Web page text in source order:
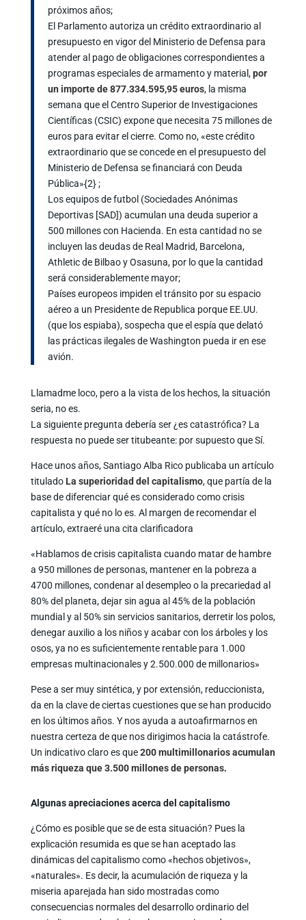
próximos años;
El Parlamento autoriza un crédito extraordinario al
presupuesto en vigor del Ministerio de Defensa para
atender al pago de obligaciones correspondientes a
programas especiales de armamento y material,por
un importe de 877.334.595,95 euros, la misma
semana que el Centro Superior de Investigaciones
Científicas (CSIC) expone que necesita 75 millones de
euros para evitar el cierre. Como no, «este crédito
extraordinario que se concede en el presupuesto del
Ministerio de Defensa se financiará con Deuda
Pública»{2} ;
Los equipos de futbol (Sociedades Anónimas
Deportivas [SAD]) acumulan una deuda superior a
500 millones con Hacienda. En esta cantidad no se
incluyen las deudas de Real Madrid, Barcelona,
Athletic de Bilbao y Osasuna, por lo que la cantidad
será considerablemente mayor;
Países europeos impiden el tránsito por su espacio
aéreo a un Presidente de Republica porque EE.UU.
(que los espiaba), sospecha que el espía que delató
las prácticas ilegales de Washington pueda ir en ese
avión.
Llamadme loco, pero a la vista de los hechos, la situación
seria, no es.
La siguiente pregunta debería ser ¿es catastrófica? La
respuesta no puede ser titubeante: por supuesto que Sí.
Hace unos años, Santiago Alba Rico publicaba un artículo
titulado La superioridad del capitalismo, que partía de la
base de diferenciar qué es considerado como crisis
capitalista y qué no lo es. Al margen de recomendar el
artículo, extraeré una cita clarificadora
«Hablamos de crisis capitalista cuando matar de hambre
a 950 millones de personas, mantener en la pobreza a
4700 millones, condenar al desempleo o la precariedad al
80% del planeta, dejar sin agua al 45% de la población
mundial y al 50% sin servicios sanitarios, derretir los polos,
denegar auxilio a los niños y acabar con los árboles y los
osos, ya no es suficientemente rentable para 1.000
empresas multinacionales y 2.500.000 de millonarios»
Pese a ser muy sintética, y por extensión, reduccionista,
da en la clave de ciertas cuestiones que se han producido
en los últimos años. Y nos ayuda a autoafirmarnos en
nuestra certeza de que nos dirigimos hacia la catástrofe.
Un indicativo claro es que200 multimillonarios acumulan
más riqueza que 3.500 millones de personas.
Algunas apreciaciones acerca del capitalismo
¿Cómo es posible que se de esta situación? Pues la
explicación resumida es que se han aceptado las
dinámicas del capitalismo como «hechos objetivos»,
«naturales». Es decir, la acumulación de riqueza y la
miseria aparejada han sido mostradas como
consecuencias normales del desarrollo ordinario del